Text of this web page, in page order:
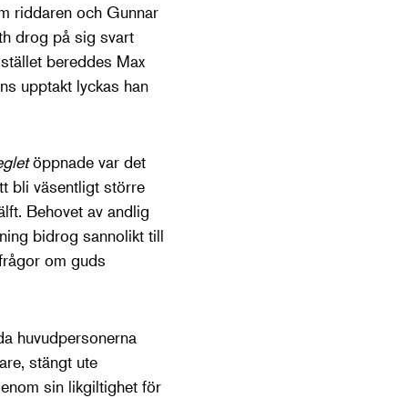
riddaren och Gunnar
drog på sig svart
bereddes Max
upptakt lyckas han
öppnade var det
bli väsentligt större
Behovet av andlig
bidrog sannolikt till
om guds
huvudpersonerna
stängt ute
sin likgiltighet för